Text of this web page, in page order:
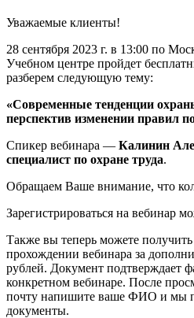
Уважаемые клиенты!
28 сентября 2023 г. в 13:00 по
Учебном центре пройдет
разберем следующую тему:
«Современные тенденции
перспектив изменении правил
Спикер вебинара — Калинин
специалист по охране труда.
Обращаем Ваше внимание, что
Зарегистрироваться на вебинар
Также вы теперь можете
прохождении вебинара за
рублей. Документ подтверждает
конкретном вебинаре. После
почту напишите ваше ФИО и мы
документы.